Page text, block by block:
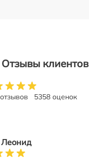
Отзывы клиентов
5358 оценок
Леонид